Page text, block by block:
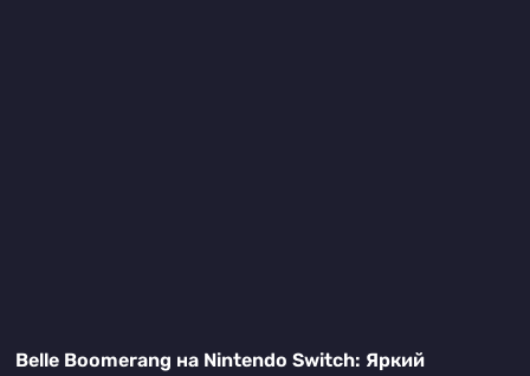
Belle Boomerang на Nintendo Switch: Яркий